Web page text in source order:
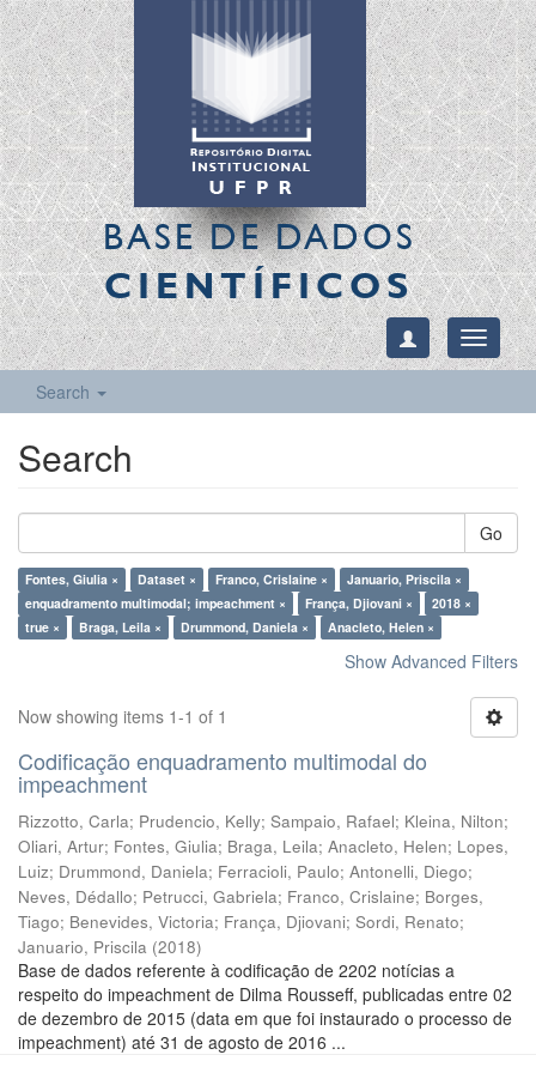
BASE DE DADOS
CIENTÍFICOS
Toggle
Search
Search
Go
Fontes, Giulia × Dataset × Franco, Crislaine ×
Januario, Priscila ×
enquadramento multimodal; impeachment ×
França, Djiovani ×
2018 ×
true ×
Braga, Leila × Drummond, Daniela × Anacleto, Helen ×
Show Advanced Filters
Now showing items 1-1 of 1
Codificação enquadramento multimodal do
impeachment
Rizzotto, Carla; Prudencio, Kelly; Sampaio, Rafael; Kleina, Nilton;
Oliari, Artur; Fontes, Giulia; Braga, Leila; Anacleto, Helen; Lopes,
Luiz; Drummond, Daniela; Ferracioli, Paulo; Antonelli, Diego;
Neves, Dédallo; Petrucci, Gabriela; Franco, Crislaine; Borges,
Tiago; Benevides, Victoria; França, Djiovani; Sordi, Renato;
Januario, Priscila (2018)
Base de dados referente à codificação de 2202 notícias a
respeito do impeachment de Dilma Rousseff, publicadas entre 02
de dezembro de 2015 (data em que foi instaurado o processo de
impeachment) até 31 de agosto de 2016 ...